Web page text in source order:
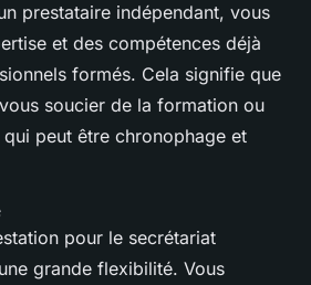
prestataire indépendant, vous
et des compétences déjà
formés. Cela signifie que
soucier de la formation ou
peut être chronophage et
pour le secrétariat
grande flexibilité. Vous